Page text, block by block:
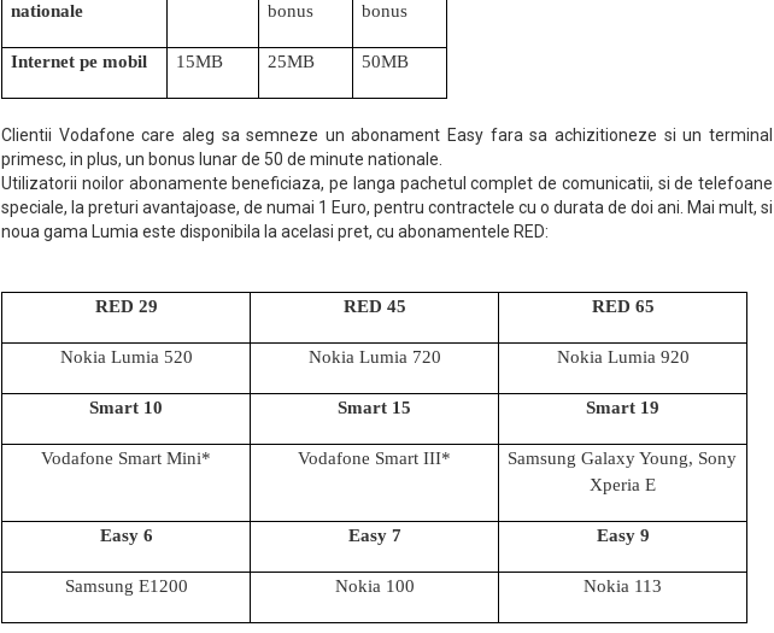
nationale
bonus
bonus
Internet pe mobil 15MB 25MB 50MB
Clientii Vodafone care aleg sa semneze un abonament Easy fara sa achizitioneze si un terminal
primesc, in plus, un bonus lunar de 50 de minute nationale.
Utilizatorii noilor abonamente beneficiaza, pe langa pachetul complet de comunicatii, si de telefoane
speciale, la preturi avantajoase, de numai 1 Euro, pentru contractele cu o durata de doi ani. Mai mult, si
noua gama Lumia este disponibila la acelasi pret, cu abonamentele RED:
RED 29 RED 45 RED 65
Nokia Lumia 520 Nokia Lumia 720 Nokia Lumia 920
Smart 10 Smart 15 Smart 19
Vodafone Smart Mini* Vodafone Smart III*
Samsung Galaxy Young, Sony
Xperia E
Easy 6 Easy 7 Easy 9
Samsung E1200 Nokia 100 Nokia 113